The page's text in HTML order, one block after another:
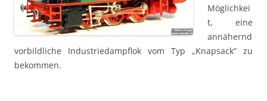
Möglichkei
t, eine
annähernd
vorbildliche Industriedampflok vom Typ „Knapsack“ zu
bekommen.